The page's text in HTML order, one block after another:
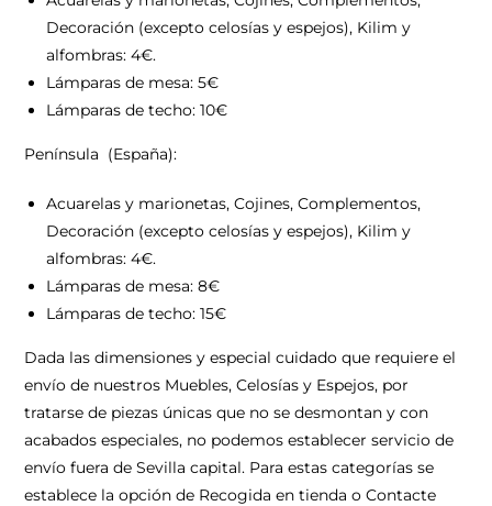
Decoración (excepto celosías y espejos), Kilim y
alfombras: 4€.
Lámparas de mesa: 5€
Lámparas de techo: 10€
Península (España):
Acuarelas y marionetas, Cojines, Complementos,
Decoración (excepto celosías y espejos), Kilim y
alfombras: 4€.
Lámparas de mesa: 8€
Lámparas de techo: 15€
Dada las dimensiones y especial cuidado que requiere el
envío de nuestros Muebles, Celosías y Espejos, por
tratarse de piezas únicas que no se desmontan y con
acabados especiales, no podemos establecer servicio de
envío fuera de Sevilla capital. Para estas categorías se
establece la opción de Recogida en tienda o Contacte